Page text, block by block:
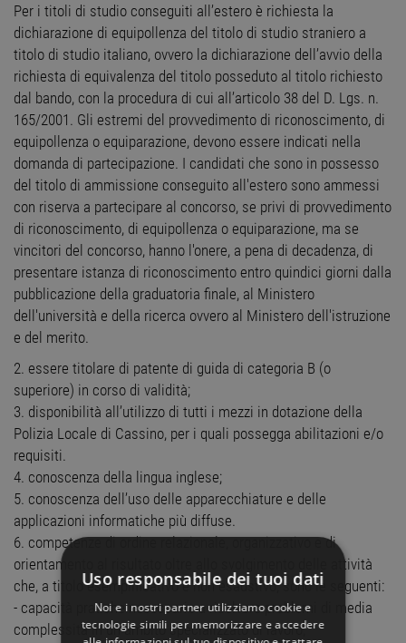
Per i titoli di studio conseguiti all’estero è richiesta la
dichiarazione di equipollenza del titolo di studio straniero a
titolo di studio italiano, ovvero la dichiarazione dell’avvio della
richiesta di equivalenza del titolo posseduto al titolo richiesto
dal bando, con la procedura di cui all’articolo 38 del D. Lgs. n.
165/2001. Gli estremi del provvedimento di riconoscimento, di
equipollenza o equiparazione, devono essere indicati nella
domanda di partecipazione. I candidati che sono in possesso
del titolo di ammissione conseguito all'estero sono ammessi
con riserva a partecipare al concorso, se privi di provvedimento
di riconoscimento, di equipollenza o equiparazione, ma se
vincitori del concorso, hanno l'onere, a pena di decadenza, di
presentare istanza di riconoscimento entro quindici giorni dalla
pubblicazione della graduatoria finale, al Ministero
dell'università e della ricerca ovvero al Ministero dell'istruzione
e del merito.
2. essere titolare di patente di guida di categoria B (o
superiore) in corso di validità;
3. disponibilità all’utilizzo di tutti i mezzi in dotazione della
Polizia Locale di Cassino, per i quali possegga abilitazioni e/o
requisiti.
4. conoscenza della lingua inglese;
5. conoscenza dell’uso delle apparecchiature e delle
applicazioni informatiche più diffuse.
6. competenze di ordine relazionale, organizzativo e di
orientamento al risultato oltre allo svolgimento delle attività
che, a titolo esemplificativo e non esaustivo, sono le seguenti:
- capacità pratiche necessarie a risolvere problemi di media
complessità in un ambito specializzato di lavoro;
Uso responsabile dei tuoi dati
Noi e i nostri partner utilizziamo cookie e
tecnologie simili per memorizzare e accedere